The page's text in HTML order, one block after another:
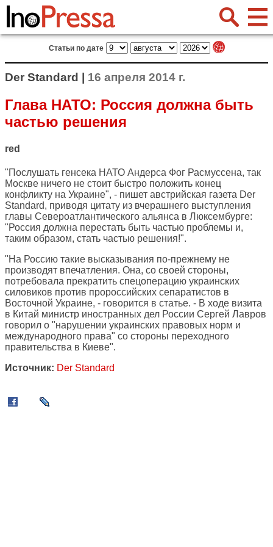
Статьи по дате
Der Standard | 16 апреля 2014 г.
Глава НАТО: Россия должна быть
частью решения
red
"Послушать генсека НАТО Андерса Фог Расмуссена, так
Москве ничего не стоит быстро положить конец
конфликту на Украине", - пишет австрийская газета Der
Standard, приводя цитату из вчерашнего выступления
главы Североатлантического альянса в Люксембурге:
"Россия должна перестать быть частью проблемы и,
таким образом, стать частью решения!".
"На Россию такие высказывания по-прежнему не
производят впечатления. Она, со своей стороны,
потребовала прекратить спецоперацию украинских
силовиков против пророссийских сепаратистов в
Восточной Украине, - говорится в статье. - В ходе визита
в Китай министр иностранных дел России Сергей Лавров
говорил о "нарушении украинских правовых норм и
международного права" со стороны переходного
правительства в Киеве".
Источник: Der Standard